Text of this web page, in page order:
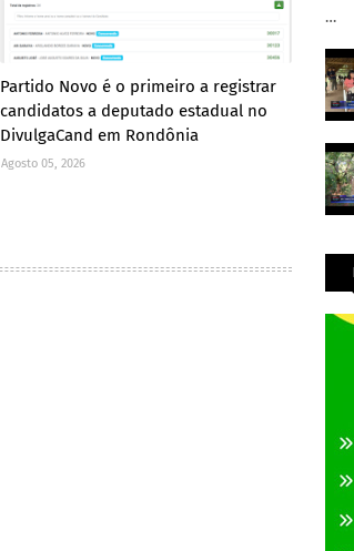
Partido Novo é o primeiro a registrar
candidatos a deputado estadual no
DivulgaCand em Rondônia
Agosto 05, 2026
…